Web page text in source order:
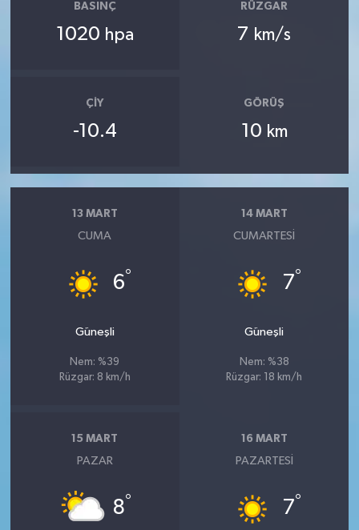
BASINÇ
1020 hpa
RÜZGAR
7 km/s
ÇIY
-10.4
GÖRÜŞ
10 km
13 MART
CUMA
6°
Güneşli
Nem: %39
Rüzgar: 8 km/h
14 MART
CUMARTESI
7°
Güneşli
Nem: %38
Rüzgar: 18 km/h
15 MART
PAZAR
8°
16 MART
PAZARTESI
7°